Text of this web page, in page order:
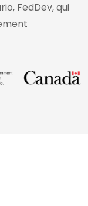
FedDev, qui